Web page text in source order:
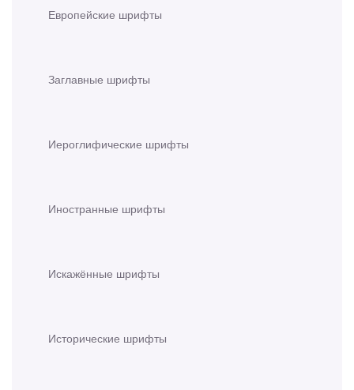
Европейские шрифты
Заглавные шрифты
Иероглифические шрифты
Иностранные шрифты
Искажённые шрифты
Исторические шрифты